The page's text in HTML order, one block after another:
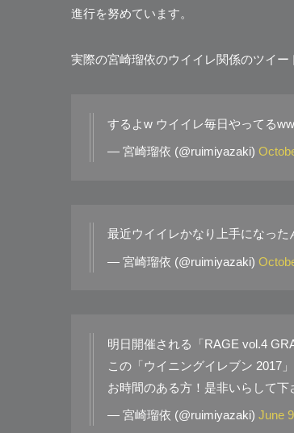
進行を努めています。
実際の宮崎瑠依のウイイレ関係のツイ
するよw ウイイレ毎日やってるww
— 宮崎瑠依 (@ruimiyazaki)
最近ウイイレかなり上手になっ
— 宮崎瑠依 (@ruimiyazaki)
明日開催される「RAGE vol.4
この「ウイニングイレブン 2017
お時間のある方！是非いらして
— 宮崎瑠依 (@ruimiyazaki) June